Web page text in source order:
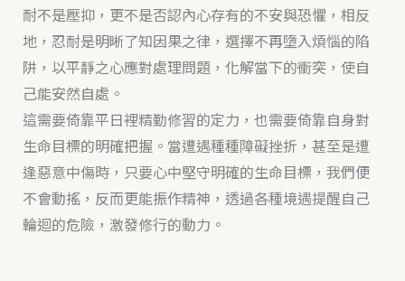
耐不是壓抑，更不是否認內心存有的不安與恐懼，相反
地，忍耐是明晰了知因果之律，選擇不再墮入煩惱的陷
阱，以平靜之心應對處理問題，化解當下的衝突，使自
己能安然自處。
這需要倚靠平日裡精勤修習的定力，也需要倚靠自身對
生命目標的明確把握。當遭遇種種障礙挫折，甚至是遭
逢惡意中傷時，只要心中堅守明確的生命目標，我們便
不會動搖，反而更能振作精神，透過各種境遇提醒自己
輪迴的危險，激發修行的動力。